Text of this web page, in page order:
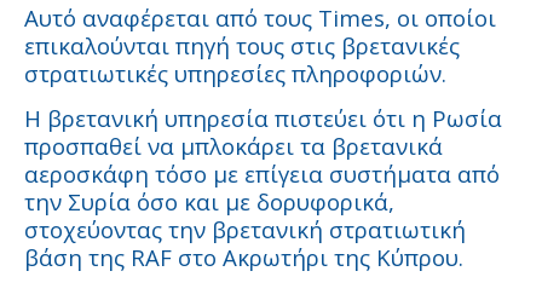
Αυτό αναφέρεται από τους Times, οι οποίοι
επικαλούνται πηγή τους στις βρετανικές
στρατιωτικές υπηρεσίες πληροφοριών.
Η βρετανική υπηρεσία πιστεύει ότι η Ρωσία
προσπαθεί να μπλοκάρει τα βρετανικά
αεροσκάφη τόσο με επίγεια συστήματα από
την Συρία όσο και με δορυφορικά,
στοχεύοντας την βρετανική στρατιωτική
βάση της RAF στο Ακρωτήρι της Κύπρου.